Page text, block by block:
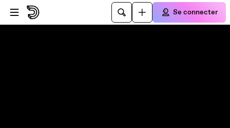
Passer au player
Passer au contenu principal
Se connecter